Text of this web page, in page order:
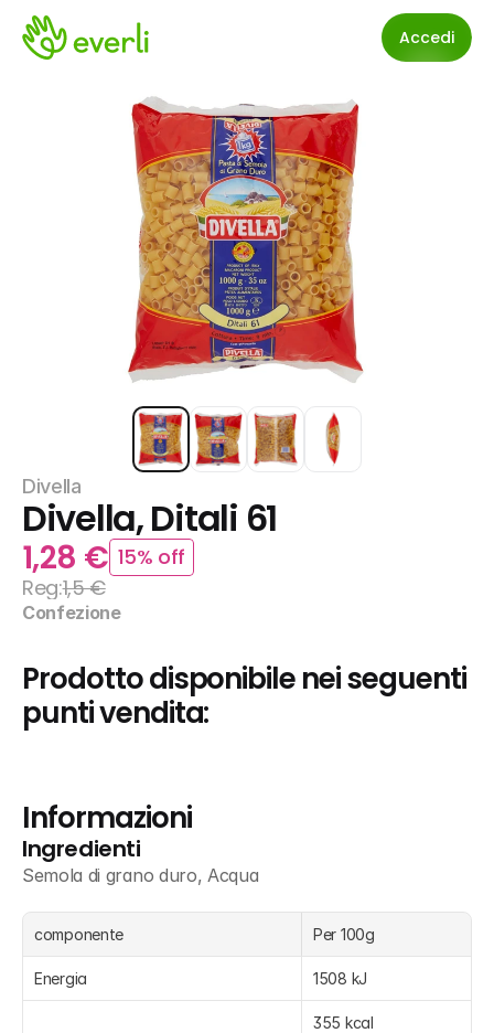
Accedi
Divella
Divella, Ditali 61
1,28 € 15% off
Reg:1,5 €
Confezione
Prodotto disponibile nei seguenti
punti vendita:
Informazioni
Ingredienti
Semola di grano duro, Acqua
componente Per 100g
Energia 1508 kJ
355 kcal